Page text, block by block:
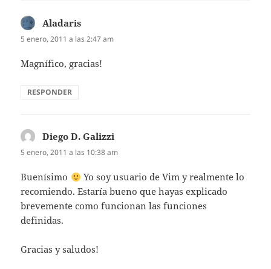
Aladaris
5 enero, 2011 a las 2:47 am
Magnífico, gracias!
RESPONDER
Diego D. Galizzi
5 enero, 2011 a las 10:38 am
Buenísimo
Yo soy usuario de Vim y realmente lo
recomiendo. Estaría bueno que hayas explicado
brevemente como funcionan las funciones
definidas.
Gracias y saludos!